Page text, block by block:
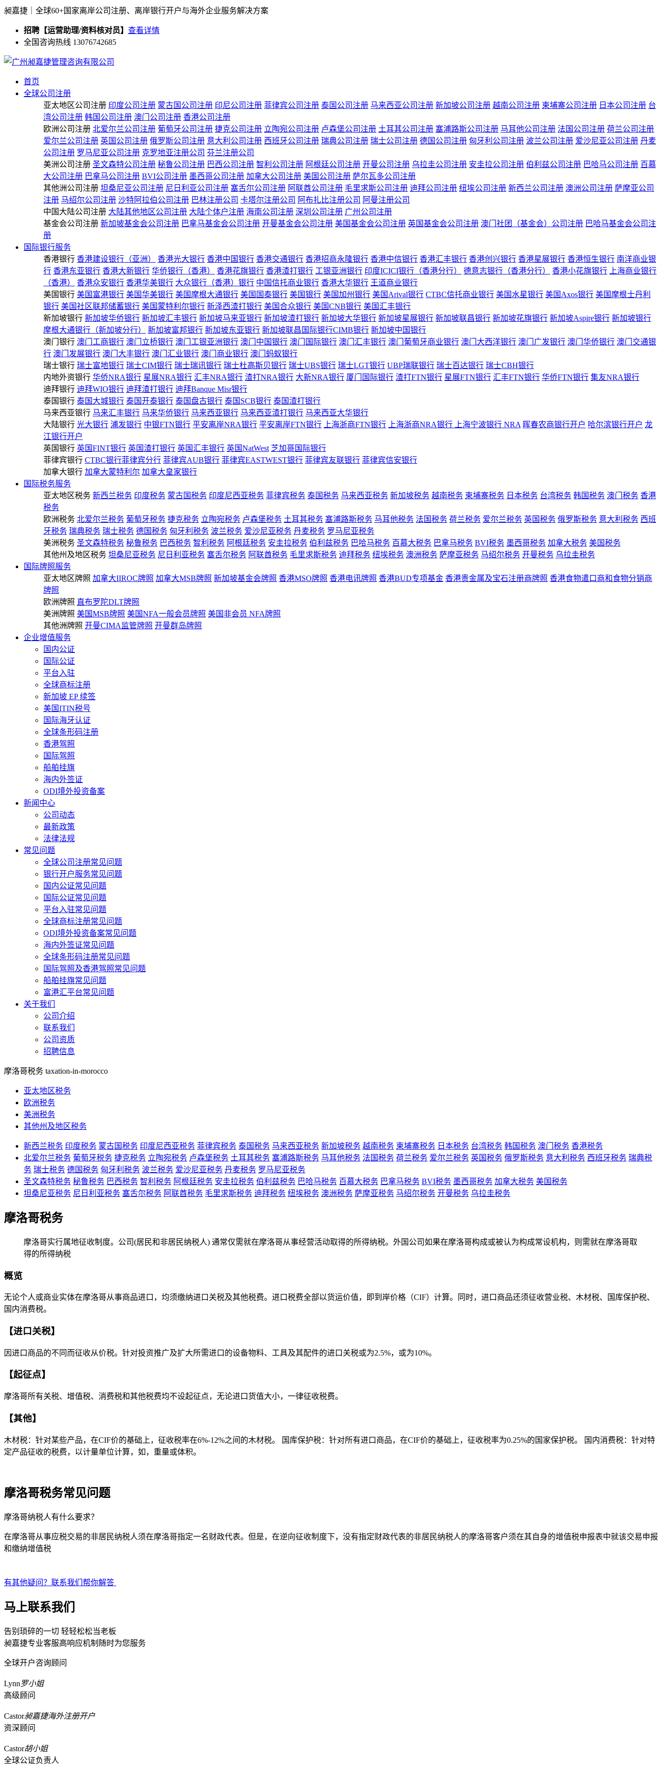
昶嘉捷｜全球60+国家离岸公司注册、离岸银行开户与海外企业服务解决方案
招聘【运营助理/资料核对员】 查看详情
全国咨询热线 13076742685
首页
全球公司注册
亚太地区公司注册 印度公司注册 蒙古国公司注册 印尼公司注册 菲律宾公司注册 泰国公司注册 马来西亚公司注册 新加坡公司注册 越南公司注册 柬埔寨公司注册 日本公司注册 台
湾公司注册 韩国公司注册 澳门公司注册 香港公司注册
欧洲公司注册 北爱尔兰公司注册 葡萄牙公司注册 捷克公司注册 立陶宛公司注册 卢森堡公司注册 土耳其公司注册 塞浦路斯公司注册 马耳他公司注册 法国公司注册 荷兰公司注册
爱尔兰公司注册 英国公司注册 俄罗斯公司注册 意大利公司注册 西班牙公司注册 瑞典公司注册 瑞士公司注册 德国公司注册 匈牙利公司注册 波兰公司注册 爱沙尼亚公司注册 丹麦
公司注册 罗马尼亚公司注册 克罗地亚注册公司 芬兰注册公司
美洲公司注册 圣文森特公司注册 秘鲁公司注册 巴西公司注册 智利公司注册 阿根廷公司注册 开曼公司注册 乌拉圭公司注册 安圭拉公司注册 伯利兹公司注册 巴哈马公司注册 百慕
大公司注册 巴拿马公司注册 BVI公司注册 墨西哥公司注册 加拿大公司注册 美国公司注册 萨尔瓦多公司注册
其他洲公司注册 坦桑尼亚公司注册 尼日利亚公司注册 塞舌尔公司注册 阿联酋公司注册 毛里求斯公司注册 迪拜公司注册 纽埃公司注册 新西兰公司注册 澳洲公司注册 萨摩亚公司
注册 马绍尔公司注册 沙特阿拉伯公司注册 巴林注册公司 卡塔尔注册公司 阿布扎比注册公司 阿曼注册公司
中国大陆公司注册 大陆其他地区公司注册 大陆个体户注册 海南公司注册 深圳公司注册 广州公司注册
基金会公司注册 新加坡基金会公司注册 巴拿马基金会公司注册 开曼基金会公司注册 美国基金会公司注册 英国基金会公司注册 澳门社团（基金会）公司注册 巴哈马基金会公司注
册
国际银行服务
香港银行 香港建设银行（亚洲） 香港光大银行 香港中国银行 香港交通银行 香港招商永隆银行 香港中信银行 香港汇丰银行 香港创兴银行 香港星展银行 香港恒生银行 南洋商业银
行 香港东亚银行 香港大新银行 华侨银行（香港） 香港花旗银行 香港渣打银行 工银亚洲银行 印度ICICI银行（香港分行） 德意志银行（香港分行） 香港小花旗银行
上海商业银行
（香港）
香港众安银行 香港华美银行 大众银行（香港）银行 中国信托商业银行 香港大华银行 王道商业银行
美国银行 美国富港银行 美国华美银行 美国摩根大通银行 美国国泰银行 美国银行 美国加州银行 美国Arival银行 CTBC信托商业银行 美国水星银行 美国Axos银行 美国摩根士丹利
银行 美国社区联邦储蓄银行 美国蒙特利尔银行 新泽西渣打银行 美国合众银行 美国CNB银行 美国汇丰银行
新加坡银行 新加坡华侨银行 新加坡汇丰银行 新加坡马来亚银行 新加坡渣打银行 新加坡大华银行 新加坡星展银行 新加坡联昌银行 新加坡花旗银行 新加坡Aspire银行 新加坡银行
摩根大通银行（新加坡分行）
新加坡富邦银行 新加坡东亚银行 新加坡联昌国际银行CIMB银行 新加坡中国银行
澳门银行 澳门工商银行 澳门立桥银行 澳门工银亚洲银行 澳门中国银行 澳门国际银行 澳门汇丰银行 澳门葡萄牙商业银行 澳门大西洋银行 澳门广发银行 澳门华侨银行 澳门交通银
行 澳门发展银行 澳门大丰银行 澳门汇业银行 澳门商业银行 澳门蚂蚁银行
瑞士银行 瑞士富地银行 瑞士CIM银行 瑞士瑞讯银行 瑞士杜高斯贝银行 瑞士UBS银行 瑞士LGT银行 UBP瑞联银行 瑞士百达银行 瑞士CBH银行
内地外资银行 华侨NRA银行 星展NRA银行 汇丰NRA银行 渣打NRA银行 大新NRA银行 厦门国际银行 渣打FTN银行 星展FTN银行 汇丰FTN银行 华侨FTN银行 集友NRA银行
迪拜银行 迪拜WIO银行 迪拜渣打银行 迪拜Banque Misr银行
泰国银行 泰国大城银行 泰国开泰银行 泰国盘古银行 泰国SCB银行 泰国渣打银行
马来西亚银行 马来汇丰银行 马来华侨银行 马来西亚银行 马来西亚渣打银行 马来西亚大华银行
大陆银行 光大银行 浦发银行 中银FTN银行 平安离岸NRA银行 平安离岸FTN银行 上海浙商FTN银行 上海浙商NRA银行 上海宁波银行 NRA 晖春农商银行开户 哈尔滨银行开户 龙
江银行开户
英国银行 英国FINT银行 英国渣打银行 英国汇丰银行 英国NatWest 芝加哥国际银行
菲律宾银行 CTBC银行菲律宾分行 菲律宾AUB银行 菲律宾EASTWEST银行 菲律宾友联银行 菲律宾信安银行
加拿大银行 加拿大蒙特利尔 加拿大皇家银行
国际税务服务
亚太地区税务 新西兰税务 印度税务 蒙古国税务 印度尼西亚税务 菲律宾税务 泰国税务 马来西亚税务 新加坡税务 越南税务 柬埔寨税务 日本税务 台湾税务 韩国税务 澳门税务 香港
税务
欧洲税务 北爱尔兰税务 葡萄牙税务 捷克税务 立陶宛税务 卢森堡税务 土耳其税务 塞浦路斯税务 马耳他税务 法国税务 荷兰税务 爱尔兰税务 英国税务 俄罗斯税务 意大利税务 西班
牙税务 瑞典税务 瑞士税务 德国税务 匈牙利税务 波兰税务 爱沙尼亚税务 丹麦税务 罗马尼亚税务
美洲税务 圣文森特税务 秘鲁税务 巴西税务 智利税务 阿根廷税务 安圭拉税务 伯利兹税务 巴哈马税务 百慕大税务 巴拿马税务 BVI税务 墨西哥税务 加拿大税务 美国税务
其他州及地区税务 坦桑尼亚税务 尼日利亚税务 塞舌尔税务 阿联酋税务 毛里求斯税务 迪拜税务 纽埃税务 澳洲税务 萨摩亚税务 马绍尔税务 开曼税务 乌拉圭税务
国际牌照服务
亚太地区牌照 加拿大IIROC牌照 加拿大MSB牌照 新加坡基金会牌照 香港MSO牌照 香港电讯牌照 香港BUD专项基金 香港贵金属及宝石注册商牌照 香港食物遣口商和食物分销商
牌照
欧洲牌照 直布罗陀DLT牌照
美洲牌照 美国MSB牌照 美国NFA一般会员牌照 美国非会员 NFA牌照
其他洲牌照 开曼CIMA监管牌照 开曼群岛牌照
企业增值服务
国内公证
国际公证
平台入驻
全球商标注册
新加坡 EP 续签
美国ITIN税号
国际海牙认证
全球条形码注册
香港驾照
国际驾照
船舶挂旗
海内外签证
ODI境外投资备案
新闻中心
公司动态
最新政策
法律法规
常见问题
全球公司注册常见问题
银行开户服务常见问题
国内公证常见问题
国际公证常见问题
平台入驻常见问题
全球商标注册常见问题
ODI境外投资备案常见问题
海内外签证常见问题
全球条形码注册常见问题
国际驾照及香港驾照常见问题
船舶挂旗常见问题
富港汇平台常见问题
关于我们
公司介绍
联系我们
公司资质
招聘信息
摩洛哥税务 taxation-in-morocco
亚太地区税务
欧洲税务
美洲税务
其他州及地区税务
新西兰税务 印度税务 蒙古国税务 印度尼西亚税务 菲律宾税务 泰国税务 马来西亚税务 新加坡税务 越南税务 柬埔寨税务 日本税务 台湾税务 韩国税务 澳门税务 香港税务
北爱尔兰税务 葡萄牙税务 捷克税务 立陶宛税务 卢森堡税务 土耳其税务 塞浦路斯税务 马耳他税务 法国税务 荷兰税务 爱尔兰税务 英国税务 俄罗斯税务 意大利税务 西班牙税务 瑞典税
务 瑞士税务 德国税务 匈牙利税务 波兰税务 爱沙尼亚税务 丹麦税务 罗马尼亚税务
圣文森特税务 秘鲁税务 巴西税务 智利税务 阿根廷税务 安圭拉税务 伯利兹税务 巴哈马税务 百慕大税务 巴拿马税务 BVI税务 墨西哥税务 加拿大税务 美国税务
坦桑尼亚税务 尼日利亚税务 塞舌尔税务 阿联酋税务 毛里求斯税务 迪拜税务 纽埃税务 澳洲税务 萨摩亚税务 马绍尔税务 开曼税务 乌拉圭税务
摩洛哥税务
摩洛哥实行属地征收制度。公司(居民和非居民纳税人) 通常仅需就在摩洛哥从事经营活动取得的所得纳税。外国公司如果在摩洛哥构成或被认为构成常设机构，则需就在摩洛哥取
得的所得纳税
概览
无论个人或商业实体在摩洛哥从事商品进口，均须缴纳进口关税及其他税费。进口税费全部以货运价值，即到岸价格（CIF）计算。同时，进口商品还须征收营业税、木材税、国库保护税、
国内消费税。
【进口关税】
因进口商品的不同而征收从价税。针对投资推广及扩大所需进口的设备物料、工具及其配件的进口关税或为2.5%，或为10%。
【起征点】
摩洛哥所有关税、增值税、消费税和其他税费均不设起征点，无论进口货值大小，一律征收税费。
【其他】
木材税：针对某些产品，在CIF价的基础上，征收税率在6%-12%之间的木材税。 国库保护税：针对所有进口商品，在CIF价的基础上，征收税率为0.25%的国家保护税。 国内消费税：针对特
定产品征收的税费，以计量单位计算，如，重量或体积。
摩洛哥税务常见问题
摩洛哥纳税人有什么要求？
在摩洛哥从事应税交易的非居民纳税人须在摩洛哥指定一名财政代表。但是，在逆向征收制度下，没有指定财政代表的非居民纳税人的摩洛哥客户须在其自身的增值税申报表中就该交易申报
和缴纳增值税
有其他疑问？联系我们帮你解答
马上联系我们
告别琐碎的一切 轻轻松松当老板
昶嘉捷专业客服高响应机制随时为您服务
全球开户咨询顾问
Lynn罗小姐
高级顾问
Castor昶嘉捷海外注册开户
资深顾问
Castor胡小姐
全球公证负责人